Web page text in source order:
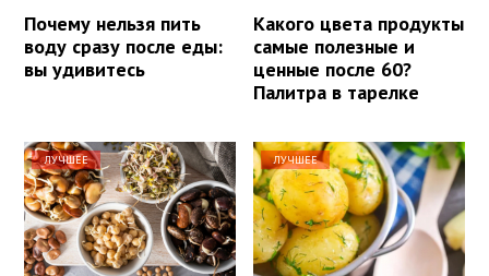
Почему нельзя пить
воду сразу после еды:
вы удивитесь
Какого цвета продукты
самые полезные и
ценные после 60?
Палитра в тарелке
ЛУЧШЕЕ ЛУЧШЕЕ